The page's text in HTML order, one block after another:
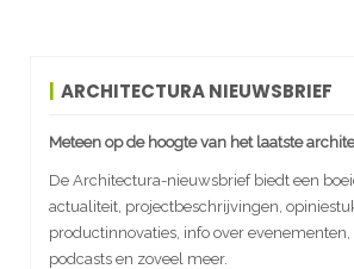
ARCHITECTURA NIEUWSBRIEF
Meteen op de hoogte van het laatste
De Architectura-nieuwsbrief biedt een
actualiteit, projectbeschrijvingen,
productinnovaties, info over evenementen,
podcasts en zoveel meer.